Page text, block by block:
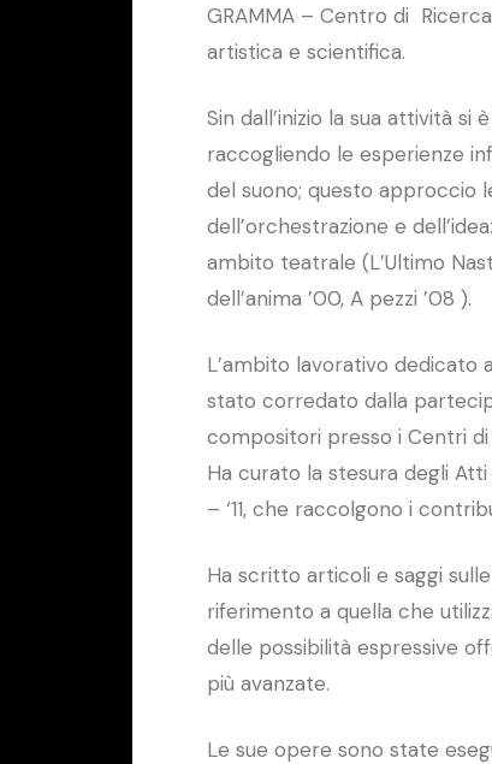
GRAMMA – Centro di
artistica e scientifica.
Sin dall’inizio la sua attività si
raccogliendo le esperienze
del suono; questo approccio
dell’orchestrazione e
ambito teatrale (L’Ultimo
dell’anima ’00, A pezzi ’08 ).
L’ambito lavorativo dedicato
stato corredato dalla
compositori presso i Centri di
Ha curato la stesura degli
– ‘11, che raccolgono i
Ha scritto articoli e saggi
riferimento a quella che
delle possibilità espressive
più avanzate.
Le sue opere sono state